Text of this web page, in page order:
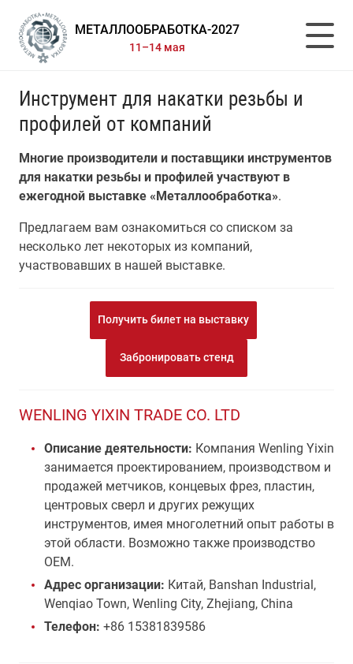
МЕТАЛЛООБРАБОТКА-2027
11–14 мая
Инструмент для накатки резьбы и
профилей от компаний
Многие производители и поставщики инструментов
для накатки резьбы и профилей участвуют в
ежегодной выставке «Металлообработка».
Предлагаем вам ознакомиться со списком за
несколько лет некоторых из компаний,
участвовавших в нашей выставке.
Получить билет на выставку
Забронировать стенд
WENLING YIXIN TRADE CO. LTD
Описание деятельности: Компания Wenling Yixin
занимается проектированием, производством и
продажей метчиков, концевых фрез, пластин,
центровых сверл и других режущих
инструментов, имея многолетний опыт работы в
этой области. Возможно также производство
OEM.
Адрес организации: Китай, Banshan Industrial,
Wenqiao Town, Wenling City, Zhejiang, China
Телефон: +86 15381839586